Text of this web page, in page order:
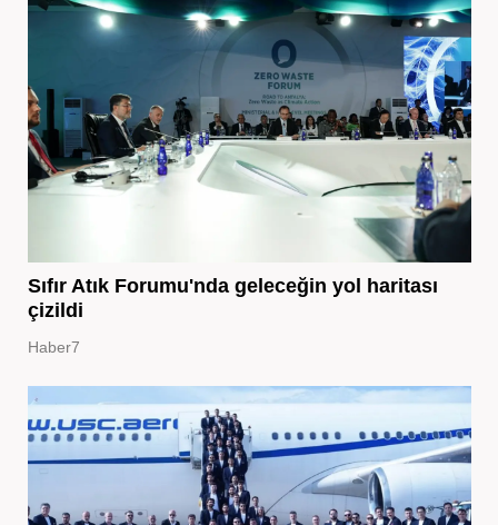
Sıfır Atık Forumu'nda geleceğin yol haritası
çizildi
Haber7